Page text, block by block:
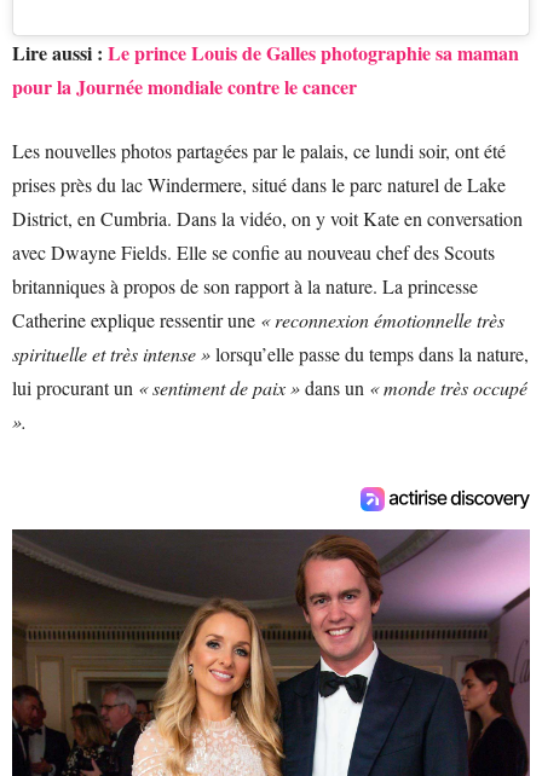
Lire aussi : Le prince Louis de Galles photographie sa maman
pour la Journée mondiale contre le cancer
Les nouvelles photos partagées par le palais, ce lundi soir, ont été
prises près du lac Windermere, situé dans le parc naturel de Lake
District, en Cumbria. Dans la vidéo, on y voit Kate en conversation
avec Dwayne Fields. Elle se confie au nouveau chef des Scouts
britanniques à propos de son rapport à la nature. La princesse
Catherine explique ressentir une « reconnexion émotionnelle très
spirituelle et très intense »lorsqu’elle passe du temps dans la nature,
lui procurant un « sentiment de paix »dans un « monde très occupé
».